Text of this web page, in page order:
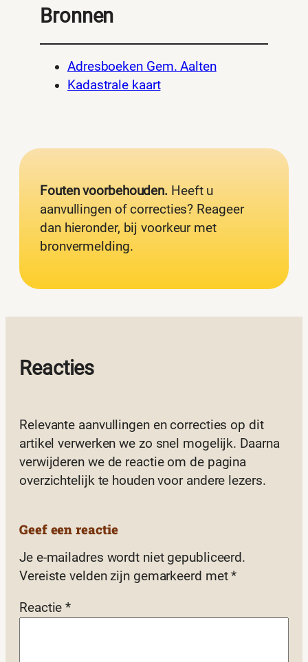
Bronnen
Adresboeken Gem. Aalten
Kadastrale kaart
Fouten voorbehouden. Heeft u
aanvullingen of correcties? Reageer
dan hieronder, bij voorkeur met
bronvermelding.
Reacties
Relevante aanvullingen en correcties op dit
artikel verwerken we zo snel mogelijk. Daarna
verwijderen we de reactie om de pagina
overzichtelijk te houden voor andere lezers.
Geef een reactie
Je e-mailadres wordt niet gepubliceerd.
Vereiste velden zijn gemarkeerd met*
Reactie*